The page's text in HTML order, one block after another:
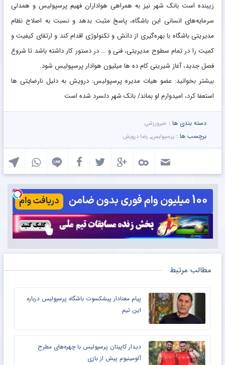
زیبنده است بانک شهر نیز به همراهی هواداران فهیم پرسپولیس و همدلی
سرمایه‌های انسانی این باشگاه، پاسخ مثبت بدهد و نسبت به اصلاح نظام
مدیریتی باشگاه با بهره‌گیری از دانش و تکنولوژی اقدام کند و ارتقای کیفیت و
کمیت را در تمام سطوح مدیریتی، فنی و … در دستور کار داشته باشد تا شروع
فصل جدید، آغاز شیرینی کام ده ها میلیون هوادار پرسپولیس شود.
بیشتر بخوانید: عضو هیات مدیره پرسپولیس: درویش به دلیل نارضایتی ها
استعفا کرد، امیدوارم او بماند/ بانک شهر دلسرد شده است
دسته بندی ها : خبرورزشی
برچسب ها : پرسپولیس, رضا درویش
مطالب مرتبط
پیام معنادار پیشکسوت باشگاه پرسپولیس درباره
این تیم
دیدار کاپیتان پرسپولیس با چهره‌های مطرح
آلومینیوم پیش از بازی